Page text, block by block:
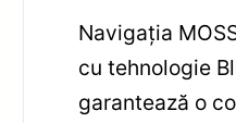
Navigația
cu tehnologie
garantează o